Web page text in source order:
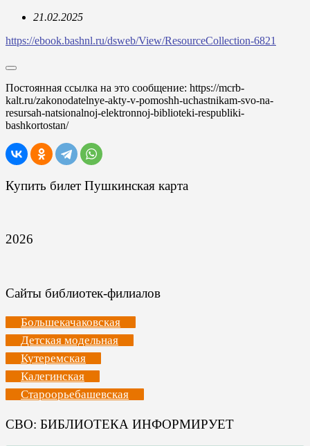
21.02.2025
https://ebook.bashnl.ru/dsweb/View/ResourceCollection-6821
Постоянная ссылка на это сообщение: https://mcrb-
kalt.ru/zakonodatelnye-akty-v-pomoshh-uchastnikam-svo-na-
resursah-natsionalnoj-elektronnoj-biblioteki-respubliki-
bashkortostan/
Купить билет Пушкинская карта
2026
Сайты библиотек-филиалов
Большекачаковская
Детская модельная
Кутеремская
Калегинская
Староорьебашевская
СВО: БИБЛИОТЕКА ИНФОРМИРУЕТ